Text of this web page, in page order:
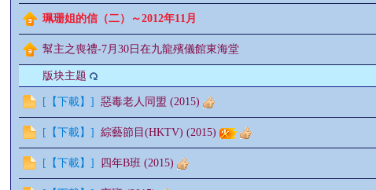
珮珊姐的信（二）～2012年11月
幫主之喪禮-7月30日在九龍殯儀館東海堂
版块主题
[ 【下載】] 惡毒老人同盟 (2015)
[ 【下載】] 綜藝節目(HKTV) (2015)
[ 【下載】] 四年B班 (2015)